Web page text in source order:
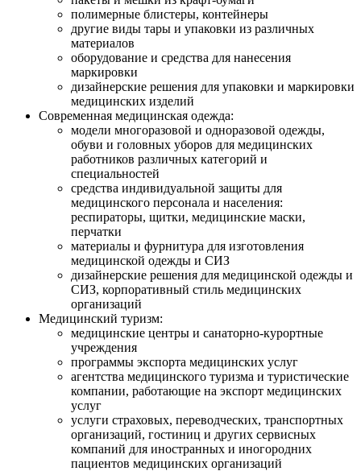
полимерные блистеры, контейнеры
другие виды тары и упаковки из различных
материалов
оборудование и средства для нанесения
маркировки
дизайнерские решения для упаковки и маркировки
медицинских изделий
Современная медицинская одежда:
модели многоразовой и одноразовой одежды,
обуви и головных уборов для медицинских
работников различных категорий и
специальностей
средства индивидуальной защиты для
медицинского персонала и населения:
респираторы, щитки, медицинские маски,
перчатки
материалы и фурнитура для изготовления
медицинской одежды и СИЗ
дизайнерские решения для медицинской одежды и
СИЗ, корпоративный стиль медицинских
организаций
Медицинский туризм:
медицинские центры и санаторно-курортные
учреждения
программы экспорта медицинских услуг
агентства медицинского туризма и туристические
компании, работающие на экспорт медицинских
услуг
услуги страховых, переводческих, транспортных
организаций, гостиниц и других сервисных
компаний для иностранных и иногородних
пациентов медицинских организаций